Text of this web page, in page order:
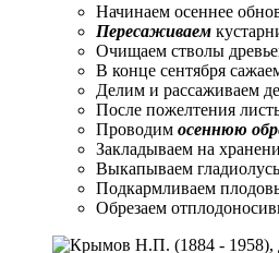
Начинаем осеннее
Пересаживаем
Очищаем стволы
В конце сентября
Делим и рассаживаем
После пожелтения
Проводим осеннюю
Закладываем на
Выкапываем
Подкармливаем
Обрезаем